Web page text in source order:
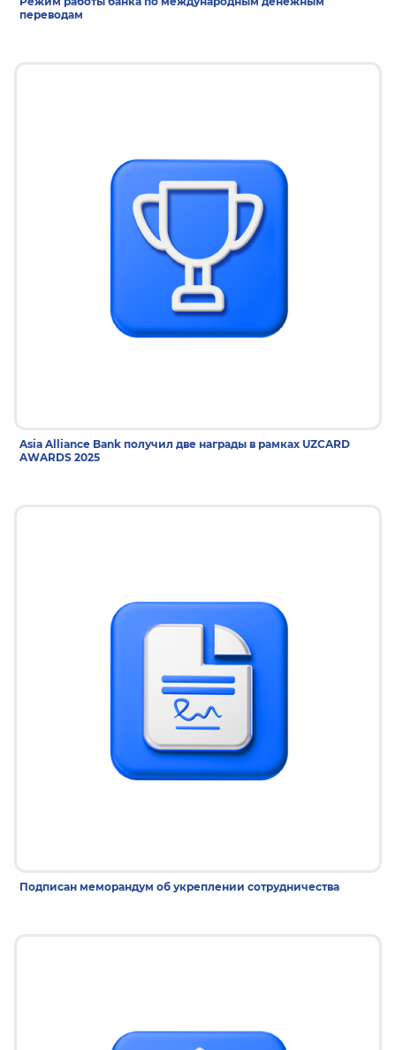
переводам
Asia Alliance Bank получил две награды в рамках UZCARD
AWARDS 2025
Подписан меморандум об укреплении сотрудничества